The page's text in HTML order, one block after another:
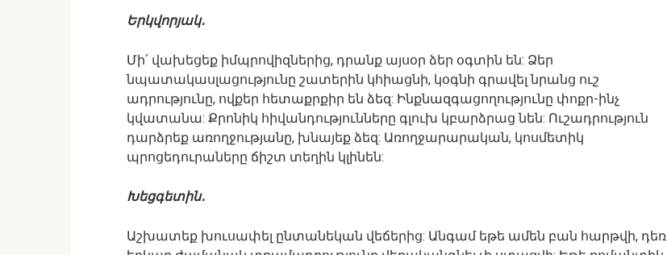
Երկվորյակ․
Մի՛ վախեցեք իմպրովիզներից, դրանք այսօր ձեր օգտին են: Ձեր
նպատակասլացությունը շատերին կհիացնի, կօգնի գրավել նրանց ուշ
ադրությունը, ովքեր հետաքրքիր են ձեզ: Ինքնազգացողությունը փոքր-ինչ
կվատանա: Քրոնիկ հիվանդությունները գլուխ կբարձրաց նեն: Ուշադրություն
դարձրեք առողջությանը, խնայեք ձեզ: Առողջարարական, կոսմետիկ
պրոցեդուրաները ճիշտ տեղին կլինեն:
Խեցգետին․
Աշխատեք խուսափել ընտանեկան վեճերից: Անգամ եթե ամեն բան հարթվի, դեռ